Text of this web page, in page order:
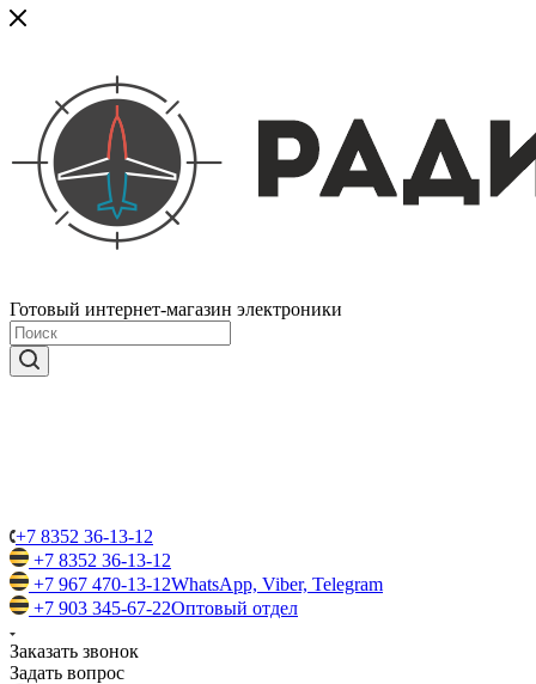
Готовый интернет-магазин электроники
+7 8352 36-13-12
+7 8352 36-13-12
+7 967 470-13-12WhatsApp, Viber, Telegram
+7 903 345-67-22Оптовый отдел
Заказать звонок
Задать вопрос